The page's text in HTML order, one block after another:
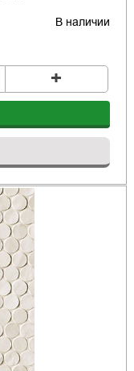
В наличии
+